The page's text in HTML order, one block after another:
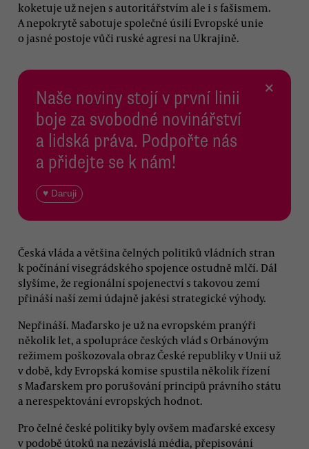
koketuje už nejen s autoritářstvím ale i s fašismem.
A nepokrytě sabotuje společné úsilí Evropské unie
o jasné postoje vůči ruské agresi na Ukrajině.
Naše noviny stojí v první linii
boje za svobodné novinářství
a lidská práva. Podpořte nás
a přidejte se k nám!
♥ Daruji
×
Česká vláda a většina čelných politiků vládních stran
k počínání visegrádského spojence ostudně mlčí. Dál
slyšíme, že regionální spojenectví s takovou zemí
přináší naší zemi údajně jakési strategické výhody.
Nepřináší. Maďarsko je už na evropském pranýři
několik let, a spolupráce českých vlád s Orbánovým
režimem poškozovala obraz České republiky v Unii už
v době, kdy Evropská komise spustila několik řízení
s Maďarskem pro porušování principů právního státu
a nerespektování evropských hodnot.
Pro čelné české politiky byly ovšem maďarské excesy
v podobě útoků na nezávislá média, přepisování